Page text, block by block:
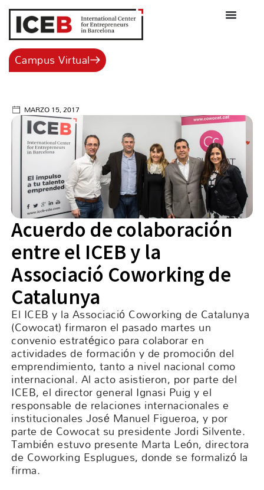
contenido
Campus Virtual
MARZO 15, 2017
Acuerdo de colaboración
entre el ICEB y la
Associació Coworking de
Catalunya
El ICEB y la Associació Coworking de Catalunya
(Cowocat) firmaron el pasado martes un
convenio estratégico para colaborar en
actividades de formación y de promoción del
emprendimiento, tanto a nivel nacional como
internacional. Al acto asistieron, por parte del
ICEB, el director general Ignasi Puig y el
responsable de relaciones internacionales e
institucionales José Manuel Figueroa, y por
parte de Cowocat su presidente Jordi Silvente.
También estuvo presente Marta León, directora
de Coworking Esplugues, donde se formalizó la
firma.